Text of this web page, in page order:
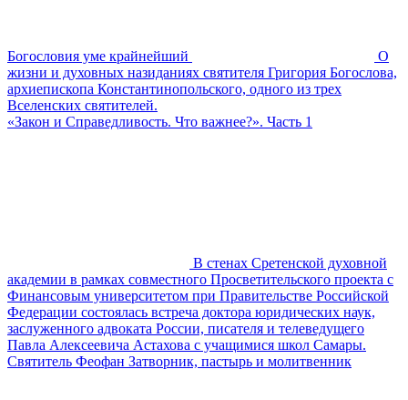
Богословия уме крайнейший
О
жизни и духовных назиданиях святителя Григория Богослова,
архиепископа Константинопольского, одного из трех
Вселенских святителей.
«Закон и Справедливость. Что важнее?». Часть 1
В стенах Сретенской духовной
академии в рамках совместного Просветительского проекта с
Финансовым университетом при Правительстве Российской
Федерации состоялась встреча доктора юридических наук,
заслуженного адвоката России, писателя и телеведущего
Павла Алексеевича Астахова с учащимися школ Самары.
Святитель Феофан Затворник, пастырь и молитвенник